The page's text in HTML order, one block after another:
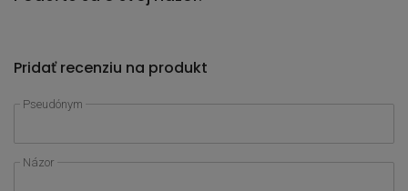
Pridať recenziu na produkt
Pseudónym
Názor